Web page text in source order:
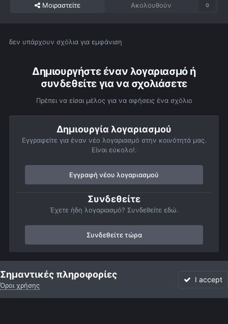
Μοιραστείτε Ακολουθούν 0
δεν υπάρχουν σχόλια για εμφάνιση
Δημιουργήστε έναν λογαριασμό ή
συνδεθείτε για να σχολιάσετε
Πρέπει να είσαι μέλος για να αφήσεις ένα σχόλιο
Δημιουργία λογαριασμού
Εγγραφείτε για έναν νέο λογαριασμό στην κοινότητά μας.
Είναι εύκολο!.
Εγγραφή νέου λογαριασμού
Συνδεθείτε
Έχετε ήδη λογαριασμό? Συνδεθείτε εδώ.
Συνδεθείτε τώρα
Αρχή Αστροφωτογραφίες Member Albums
Σημαντικές πληροφορίες
Όροι χρήσης
I accept
Forum